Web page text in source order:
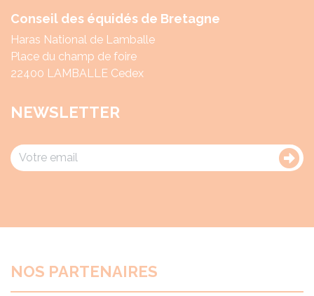
Conseil des équidés de Bretagne
Haras National de Lamballe
Place du champ de foire
22400 LAMBALLE Cedex
NEWSLETTER
NOS PARTENAIRES